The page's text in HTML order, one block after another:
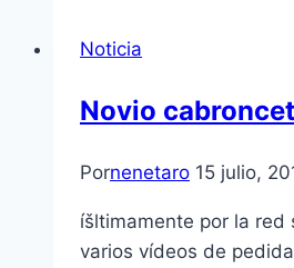
Noticia
Novio
Pornenetaro 15 julio,
íšltimamente por la red
varios ví­deos de